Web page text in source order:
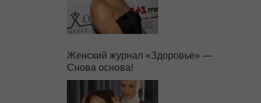
Женский журнал «Здоровье» —
Снова основа!